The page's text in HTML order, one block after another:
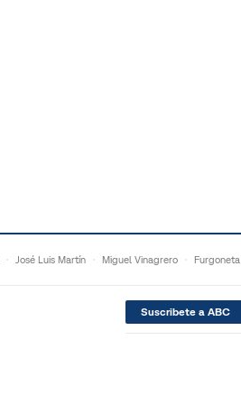
José Luis Martín Miguel Vinagrero Furgoneta
Suscribete a ABC